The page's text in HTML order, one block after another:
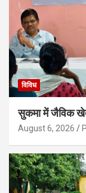
विविध
सुकमा में जैविक
August 6, 2026